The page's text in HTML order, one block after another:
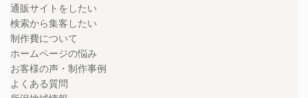
通販サイトをしたい
検索から集客したい
制作費について
ホームページの悩み
お客様の声・制作事例
よくある質問